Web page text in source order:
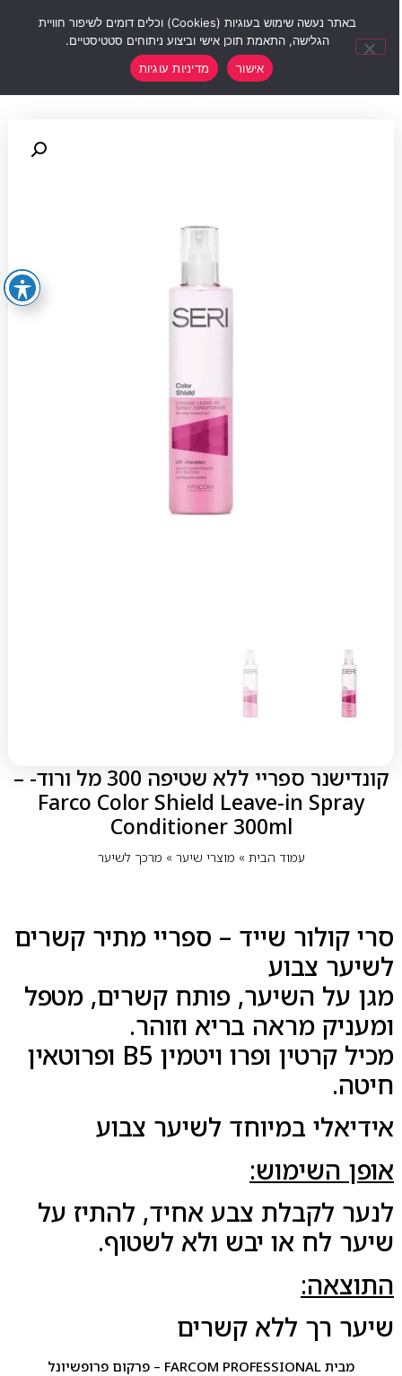
קונדישנר ספריי ללא שטיפה 300 מל ורוד- –
Farco Color Shield Leave-in Spray
Conditioner 300ml
עמוד הבית» מוצרי שיער» מרכך לשיער
סרי קולור שייד – ספריי מתיר קשרים
לשיער צבוע
מגן על השיער, פותח קשרים, מטפל
ומעניק מראה בריא וזוהר.
מכיל קרטין ופרו ויטמין B5 ופרוטאין
חיטה.
אידיאלי במיוחד לשיער צבוע
אופן השימוש:
לנער לקבלת צבע אחיד, להתיז על
שיער לח או יבש ולא לשטוף.
התוצאה:
שיער רך ללא קשרים
מבית FARCOM PROFESSIONAL – פרקום פרופשיונל
באתר נעשה שימוש בעוגיות (Cookies) וכלים דומים לשיפור חוויית
הגלישה, התאמת תוכן אישי וביצוע ניתוחים סטטיסטיים.
אישור
מדיניות עוגיות